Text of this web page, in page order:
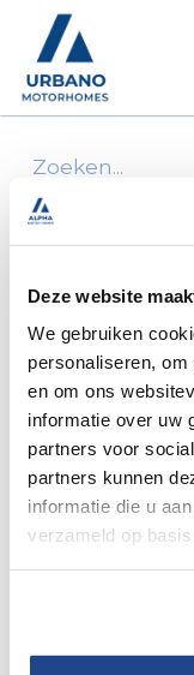
Deze website
We gebruiken
personaliseren,
en om ons
informatie over uw
partners voor
partners kunnen
informatie die u
verzameld op
Alle producten
Pössl/